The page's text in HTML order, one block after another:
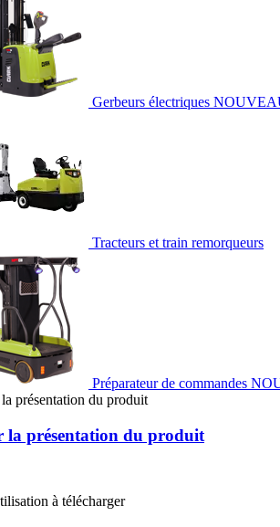
Gerbeurs électriques
Tracteurs et train remorqueurs
Préparateur de commandes
la présentation du produit